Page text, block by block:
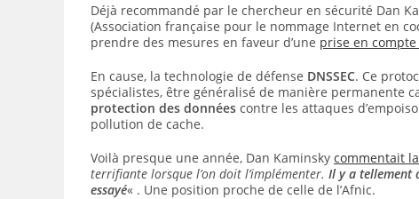
Déjà recommandé par le chercheur en sécurité Dan
(Association française pour le nommage Internet en
prendre des mesures en faveur d’une prise en
En cause, la technologie de défense DNSSEC. Ce
spécialistes, être généralisé de manière permanente
protection des données contre les attaques
pollution de cache.
Voilà presque une année, Dan Kaminsky commentait
terrifiante lorsque l’on doit l’implémenter. Il y a tellement
essayé« . Une position proche de celle de l’Afnic.